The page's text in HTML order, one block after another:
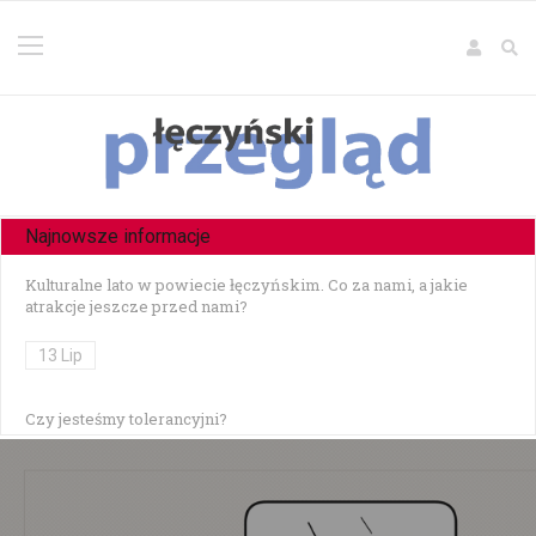
Najnowsze informacje
Kulturalne lato w powiecie łęczyńskim. Co za nami, a jakie
atrakcje jeszcze przed nami?
13 Lip
Czy jesteśmy tolerancyjni?
Czołowe zderzenie w Zezulinie Niższym — 19-latek stracił